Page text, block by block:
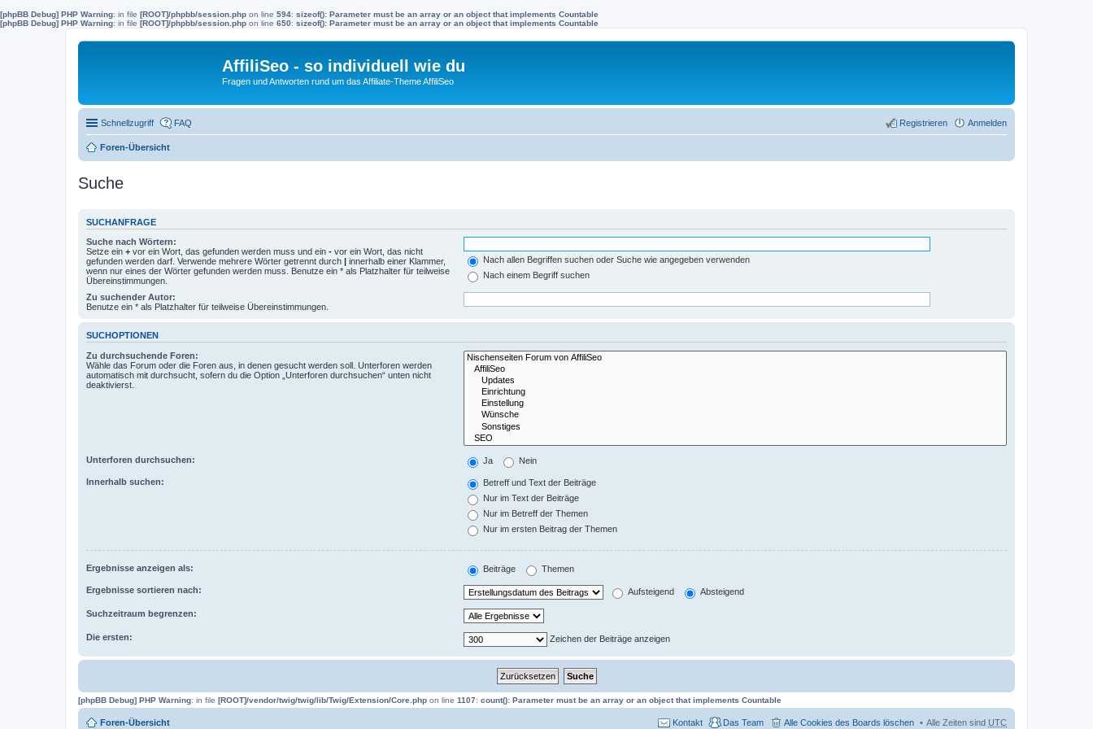
[phpBB Debug] PHP Warning: in file [ROOT]/phpbb/session.php on line 594: sizeof(): Parameter must be an array or an object that implements Countable
[phpBB Debug] PHP Warning: in file [ROOT]/phpbb/session.php on line 650: sizeof(): Parameter must be an array or an object that implements Countable
AffiliSeo - so individuell wie du
Fragen und Antworten rund um das Affiliate-Theme AffiliSeo
Schnellzugriff FAQ Anmelden
Registrieren
Foren-Übersicht
Suche
SUCHANFRAGE
Suche nach Wörtern:
Setze ein + vor ein Wort, das gefunden werden muss und ein - vor ein Wort, das nicht
gefunden werden darf. Verwende mehrere Wörter getrennt durch | innerhalb einer Klammer,
wenn nur eines der Wörter gefunden werden muss. Benutze ein * als Platzhalter für teilweise
Übereinstimmungen.
Nach allen Begriffen suchen oder Suche wie angegeben verwenden
Nach einem Begriff suchen
Zu suchender Autor:
Benutze ein * als Platzhalter für teilweise Übereinstimmungen.
SUCHOPTIONEN
Zu durchsuchende Foren:
Wähle das Forum oder die Foren aus, in denen gesucht werden soll. Unterforen werden
automatisch mit durchsucht, sofern du die Option „Unterforen durchsuchen“ unten nicht
deaktivierst.
Unterforen durchsuchen: Ja Nein
Innerhalb suchen:
Betreff und Text der Beiträge
Nur im Text der Beiträge
Nur im Betreff der Themen
Nur im ersten Beitrag der Themen
Ergebnisse anzeigen als: Beiträge Themen
Ergebnisse sortieren nach: Aufsteigend Absteigend
Suchzeitraum begrenzen:
Die ersten: Zeichen der Beiträge anzeigen
[phpBB Debug] PHP Warning: in file [ROOT]/vendor/twig/twig/lib/Twig/Extension/Core.php on line 1107: count(): Parameter must be an array or an object that implements Countable
Foren-Übersicht Alle Zeiten sind UTC
Alle Cookies des Boards löschen
Das Team
Kontakt